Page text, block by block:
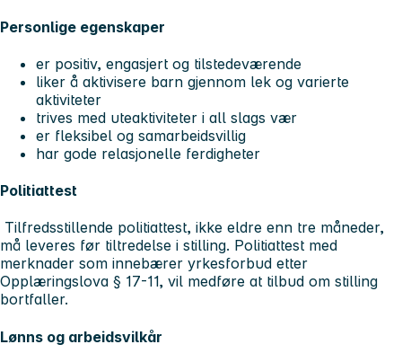
Personlige egenskaper
er positiv, engasjert og tilstedeværende
liker å aktivisere barn gjennom lek og varierte
aktiviteter
trives med uteaktiviteter i all slags vær
er fleksibel og samarbeidsvillig
har gode relasjonelle ferdigheter
Politiattest
Tilfredsstillende politiattest, ikke eldre enn tre måneder,
må leveres før tiltredelse i stilling. Politiattest med
merknader som innebærer yrkesforbud etter
Opplæringslova § 17-11, vil medføre at tilbud om stilling
bortfaller.
Lønns og arbeidsvilkår